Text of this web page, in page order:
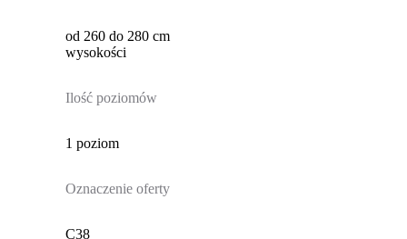
od 260 do 280 cm
wysokości
Ilość poziomów
1 poziom
Oznaczenie oferty
C38